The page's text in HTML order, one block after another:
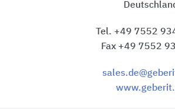
Tel. +49 7552
Fax +49 7552